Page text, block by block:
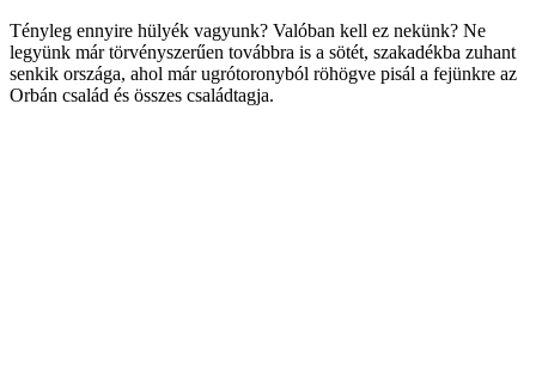
Tényleg ennyire hülyék vagyunk? Valóban kell ez nekünk? Ne
legyünk már törvényszerűen továbbra is a sötét, szakadékba zuhant
senkik országa, ahol már ugrótoronyból röhögve pisál a fejünkre az
Orbán család és összes családtagja.